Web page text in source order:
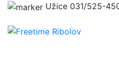
Užice 031/525-